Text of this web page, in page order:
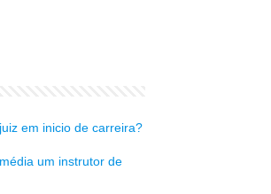
em inicio de carreira?
um instrutor de